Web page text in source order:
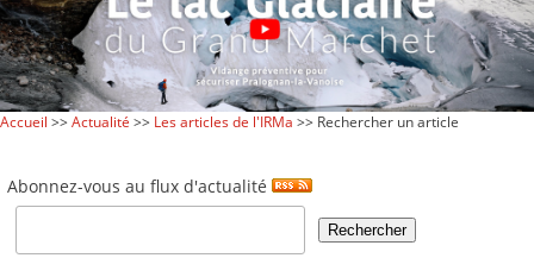
Accueil >>Actualité >> Les articles de l'IRMa >> Rechercher un article
Abonnez-vous au flux d'actualité